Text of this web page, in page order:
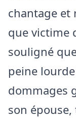
chantage et
que victime
souligné
peine
dommages
son